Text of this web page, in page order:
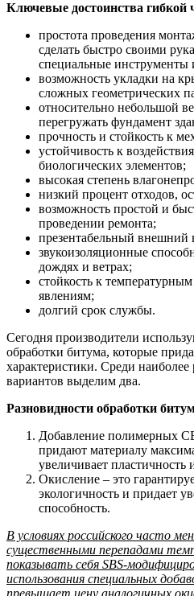
Ключевые достоинства гибкой
простота проведения
сделать быстро своими
специальные инструменты
возможность укладки на
сложных геометрических
относительно небольшой
перегружать фундамент
прочность и стойкость к
устойчивость к
биологических элементов;
высокая степень
низкий процент отходов,
возможность простой и
проведении ремонта;
презентабельный внешний
звукоизоляционные
дождях и ветрах;
стойкость к
явлениям;
долгий срок службы.
Сегодня производители
обработки битума, которые
характеристики. Среди
вариантов выделим два.
Разновидности обработки
Добавление полимерных
придают материалу
увеличивает пластичность
Окисление – это
экологичность и придает
способность.
В условиях российского часто
существенными перепадами
показывать себя SBS-
использования специальных
превышает цену аналогичных